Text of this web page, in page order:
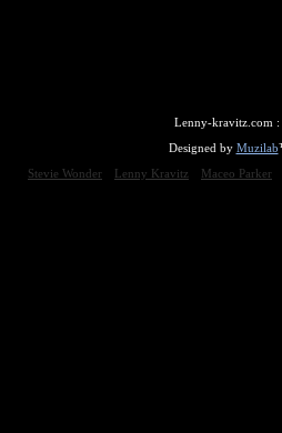
Lenny-kravitz.com :
Designed by Muzilab
Stevie Wonder
Lenny Kravitz Maceo Parker